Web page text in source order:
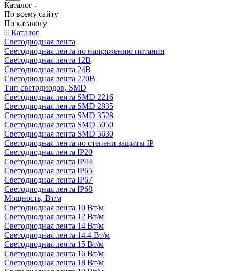
Каталог
По всему сайту
По каталогу
Каталог
Светодиодная лента
Светодиодная лента по напряжению питания
Светодиодная лента 12В
Светодиодная лента 24В
Светодиодная лента 220В
Тип светодиодов, SMD
Cветодиодная лента SMD 2216
Светодиодная лента SMD 2835
Светодиодная лента SMD 3528
Светодиодная лента SMD 5050
Светодиодная лента SMD 5630
Светодиодная лента по степени защиты IP
Светодиодная лента IP20
Светодиодная лента IP44
Светодиодная лента IP65
Светодиодная лента IP67
Светодиодная лента IP68
Мощность, Вт/м
Светодиодная лента 10 Вт/м
Светодиодная лента 12 Вт/м
Светодиодная лента 14 Вт/м
Светодиодная лента 14.4 Вт/м
Светодиодная лента 15 Вт/м
Светодиодная лента 16 Вт/м
Светодиодная лента 18 Вт/м